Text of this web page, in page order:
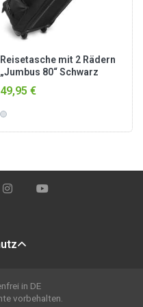
Reisetasche mit 2 Rädern
„Jumbus 80“ Schwarz
49,95 €
in DE
vorbehalten.